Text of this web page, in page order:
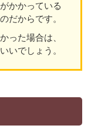
かかっている
だからです。
った場合は、
いでしょう。